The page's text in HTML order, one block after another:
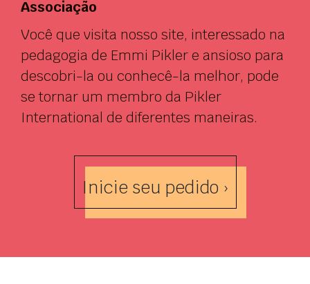
Associação
Você que visita nosso site, interessado na
pedagogia de Emmi Pikler e ansioso para
descobri-la ou conhecê-la melhor, pode
se tornar um membro da Pikler
International de diferentes maneiras.
Inicie seu pedido ›